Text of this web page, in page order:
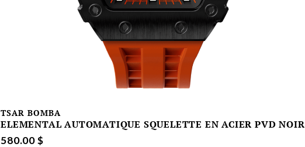
TSAR BOMBA
ELEMENTAL AUTOMATIQUE SQUELETTE EN ACIER PVD NOIR
580.00 $